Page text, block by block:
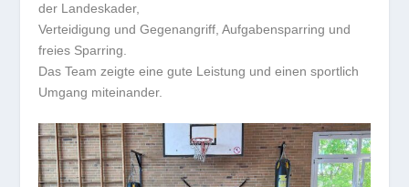
der Landeskader,
Verteidigung und Gegenangriff, Aufgabensparring und
freies Sparring.
Das Team zeigte eine gute Leistung und einen sportlich
Umgang miteinander.